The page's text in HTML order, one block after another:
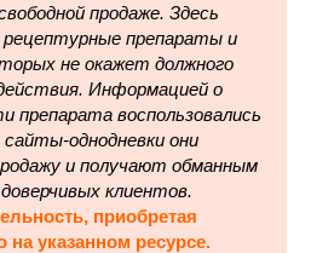
продаже. Здесь
препараты и
не окажет должного
Информацией о
препарата воспользовались
однодневки они
и получают обманным
клиентов.
приобретая
на указанном ресурсе.